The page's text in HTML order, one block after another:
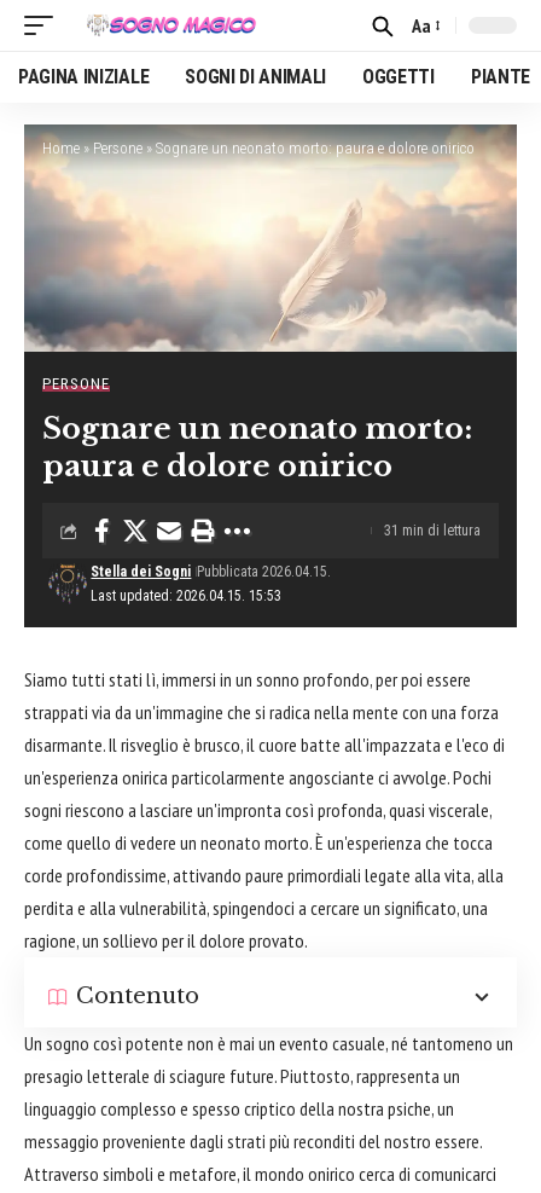
Font
Resizer
Aa
PAGINA INIZIALE SOGNI DI ANIMALI OGGETTI PIANTE
Home»Persone»Sognare un neonato morto: paura e dolore onirico
PERSONE
Sognare un neonato morto:
paura e dolore onirico
Last updated: 2026.04.15. 15:53
Stella dei Sogni Pubblicata 2026.04.15.
31 min di lettura
Siamo tutti stati lì, immersi in un sonno profondo, per poi essere
strappati via da un'immagine che si radica nella mente con una forza
disarmante. Il risveglio è brusco, il cuore batte all'impazzata e l'eco di
un'esperienza onirica particolarmente angosciante ci avvolge. Pochi
sogni riescono a lasciare un'impronta così profonda, quasi viscerale,
come quello di vedere un neonato morto. È un'esperienza che tocca
corde profondissime, attivando paure primordiali legate alla vita, alla
perdita e alla vulnerabilità, spingendoci a cercare un significato, una
ragione, un sollievo per il dolore provato.
Contenuto
Un sogno così potente non è mai un evento casuale, né tantomeno un
presagio letterale di sciagure future. Piuttosto, rappresenta un
linguaggio complesso e spesso criptico della nostra psiche, un
messaggio proveniente dagli strati più reconditi del nostro essere.
Attraverso simboli e metafore, il mondo onirico cerca di comunicarci